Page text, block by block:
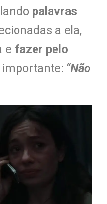
palavras
a ela,
e fazer pelo
“Não